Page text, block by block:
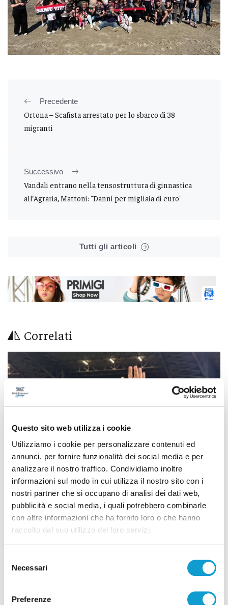
Questo sito web utilizza i cookie
Utilizziamo i cookie per personalizzare contenuti ed
annunci, per fornire funzionalità dei social media e per
analizzare il nostro traffico. Condividiamo inoltre
informazioni sul modo in cui utilizza il nostro sito con i
nostri partner che si occupano di analisi dei dati web,
pubblicità e social media, i quali potrebbero combinarle
con altre informazioni che ha fornito loro o che hanno
raccolto dal suo utilizzo dei loro servizi.
delNecessari
Preferenze
Precedente
Ortona – Scafista arrestato per lo sbarco di 38
migranti
Successivo
Vandali entrano nella tensostruttura di ginnastica
all’Agraria, Mattoni: "Danni per migliaia di euro"
Tutti gli articoli
Correlati
Samb-Lanciano 4-0, entrano Sgarbi e Perrotta
e cambia tutto, doppietta di Faggioli